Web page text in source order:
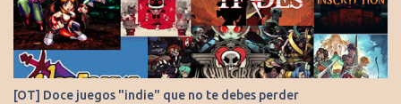
[OT] Doce juegos "indie" que no te debes perder